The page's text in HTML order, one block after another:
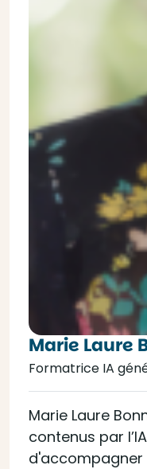
Marie Laure
Formatrice IA
Marie Laure
contenus par
d'accompagner